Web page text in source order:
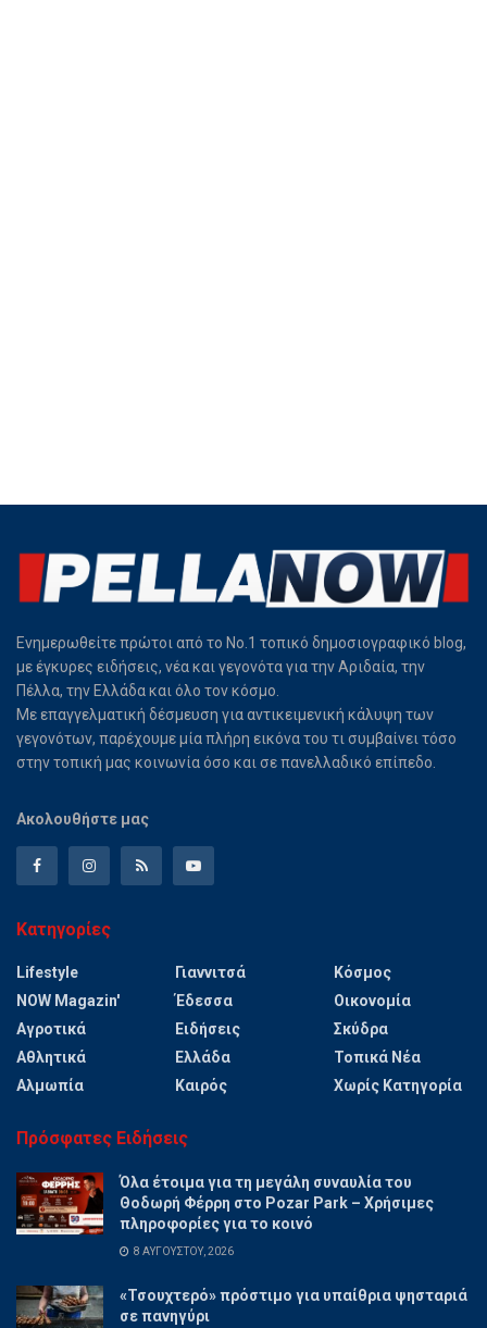
Ενημερωθείτε πρώτοι από το Νο.1 τοπικό δημοσιογραφικό blog,
με έγκυρες ειδήσεις, νέα και γεγονότα για την Αριδαία, την
Πέλλα, την Ελλάδα και όλο τον κόσμο.
Με επαγγελματική δέσμευση για αντικειμενική κάλυψη των
γεγονότων, παρέχουμε μία πλήρη εικόνα του τι συμβαίνει τόσο
στην τοπική μας κοινωνία όσο και σε πανελλαδικό επίπεδο.
Ακολουθήστε μας
Κατηγορίες
Lifestyle
NOW Magazin'
Αγροτικά
Αθλητικά
Αλμωπία
Γιαννιτσά
Έδεσσα
Ειδήσεις
Ελλάδα
Καιρός
Κόσμος
Οικονομία
Σκύδρα
Τοπικά Νέα
Χωρίς Κατηγορία
Πρόσφατες Ειδήσεις
Όλα έτοιμα για τη μεγάλη συναυλία του
Θοδωρή Φέρρη στο Pozar Park – Χρήσιμες
πληροφορίες για το κοινό
8 ΑΥΓΟΎΣΤΟΥ, 2026
«Τσουχτερό» πρόστιμο για υπαίθρια ψησταριά
σε πανηγύρι